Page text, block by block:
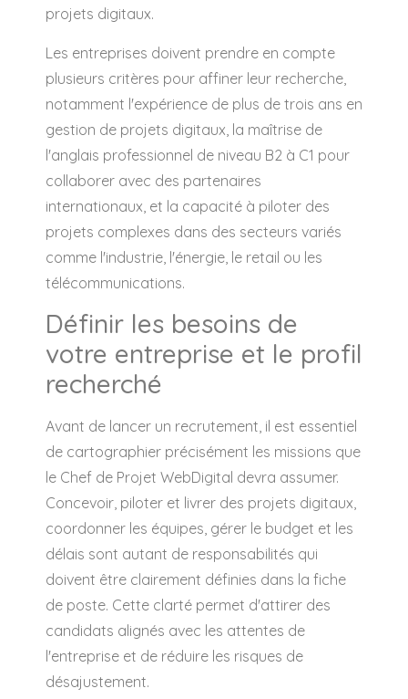
projets digitaux.
Les entreprises doivent prendre en compte
plusieurs critères pour affiner leur recherche,
notamment l'expérience de plus de trois ans en
gestion de projets digitaux, la maîtrise de
l'anglais professionnel de niveau B2 à C1 pour
collaborer avec des partenaires
internationaux, et la capacité à piloter des
projets complexes dans des secteurs variés
comme l'industrie, l'énergie, le retail ou les
télécommunications.
Définir les besoins de
votre entreprise et le profil
recherché
Avant de lancer un recrutement, il est essentiel
de cartographier précisément les missions que
le Chef de Projet WebDigital devra assumer.
Concevoir, piloter et livrer des projets digitaux,
coordonner les équipes, gérer le budget et les
délais sont autant de responsabilités qui
doivent être clairement définies dans la fiche
de poste. Cette clarté permet d'attirer des
candidats alignés avec les attentes de
l'entreprise et de réduire les risques de
désajustement.